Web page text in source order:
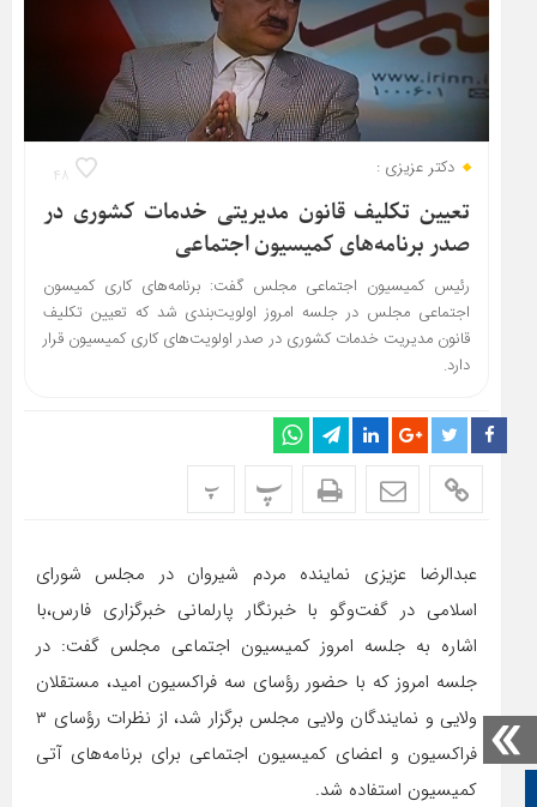
صفحه نخست
۴۸ دکتر عزیزی :
تعیین تکلیف قانون مدیریتی خدمات کشوری در
صدر برنامه‌های کمیسیون اجتماعی
رئیس کمیسیون اجتماعی مجلس گفت: برنامه‌های کاری کمیسون
اجتماعی مجلس در جلسه امروز اولویت‌بندی شد که تعیین تکلیف
قانون مدیریت خدمات کشوری در صدر اولویت‌های کاری کمیسیون قرار
دارد.
پ پ
عبدالرضا عزیزی نماینده مردم شیروان در مجلس شورای
اسلامی در گفت‌وگو با خبرنگار پارلمانی خبرگزاری فارس،با
اشاره به جلسه امروز کمیسیون اجتماعی مجلس گفت: در
جلسه امروز که با حضور رؤسای سه فراکسیون امید، مستقلان
ولایی و نمایندگان ولایی مجلس برگزار شد، از نظرات رؤسای ۳
فراکسیون و اعضای کمیسیون اجتماعی برای برنامه‌های آتی
کمیسیون استفاده شد.